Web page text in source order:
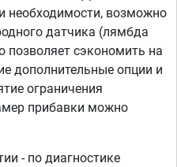
необходимости, возможно
датчика (лямбда
позволяет сэкономить на
дополнительные опции и
ограничения
прибавки можно
- по диагностике